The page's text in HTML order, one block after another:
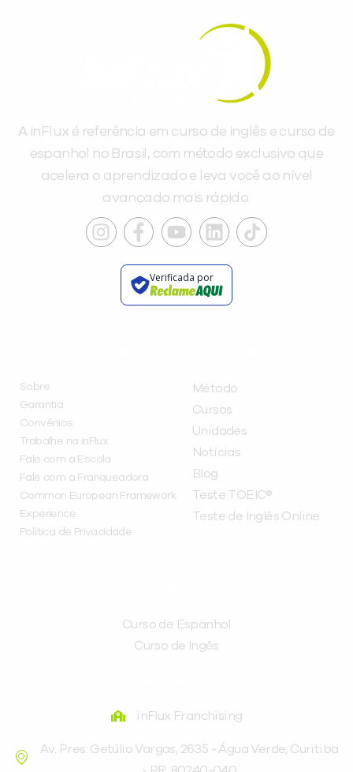
A inFlux é referência em curso de inglês e curso de
espanhol no Brasil, com método exclusivo que
acelera o aprendizado e leva você ao nível
avançado mais rápido.
Verificada por
Sobre
Garantia
Convênios
Trabalhe na inFlux
Fale com a Escola
Fale com a Franqueadora
Common European Framework
Experience
Política de Privacidade
Método
Cursos
Unidades
Notícias
Blog
Teste TOEIC®
Teste de Inglês Online
Curso de Espanhol
Curso de Ingês
inFlux Franchising
Av. Pres. Getúlio Vargas, 2635 - Água Verde, Curitiba